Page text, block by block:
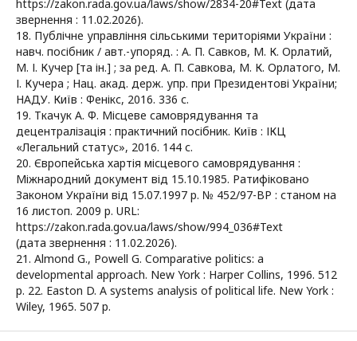
https://zakon.rada.gov.ua/laws/show/2834-20#Text (дата
звернення : 11.02.2026).
18. Публічне управління сільськими територіями України :
навч. посібник / авт.-упоряд. : А. П. Савков, М. К. Орлатий,
М. І. Кучер [та ін.] ; за ред. А. П. Савкова, М. К. Орлатого, М.
І. Кучера ; Нац. акад. держ. упр. при Президентові України;
НАДУ. Київ : Фенікс, 2016. 336 с.
19. Ткачук А. Ф. Місцеве самоврядування та
децентралізація : практичний посібник. Київ : ІКЦ
«Легальний статус», 2016. 144 с.
20. Європейська хартія місцевого самоврядування :
Mіжнародний документ від 15.10.1985. Ратифіковано
Законом України від 15.07.1997 р. № 452/97-ВР : станом на
16 листоп. 2009 р. URL:
https://zakon.rada.gov.ua/laws/show/994_036#Text
(дата звернення : 11.02.2026).
21. Almond G., Powell G. Comparative politics: a
developmental approach. New York : Harper Collins, 1996. 512
p. 22. Easton D. A systems analysis of political life. New York :
Wiley, 1965. 507 p.